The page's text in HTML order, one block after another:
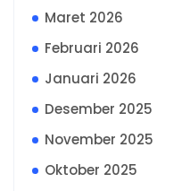
Maret 2026
Februari 2026
Januari 2026
Desember 2025
November 2025
Oktober 2025